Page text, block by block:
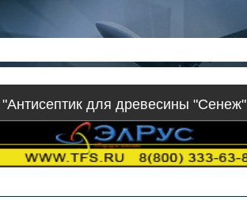
"Антисептик для древесины "Сенеж"